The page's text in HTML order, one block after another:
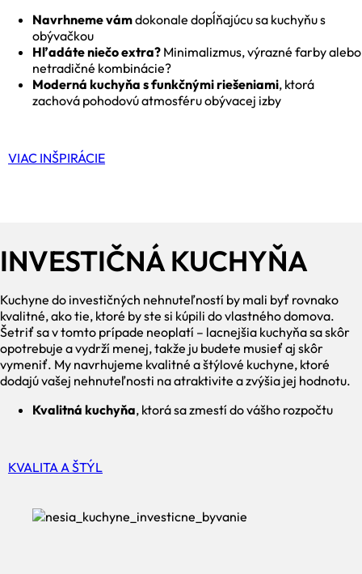
Navrhneme vámdokonale dopĺňajúcu sa kuchyňu s
obývačkou
Hľadáte niečo extra? Minimalizmus, výrazné farby alebo
netradičné kombinácie?
Moderná kuchyňa s funkčnými riešeniami, ktorá
zachová pohodovú atmosféru obývacej izby
VIAC INŠPIRÁCIE
INVESTIČNÁ KUCHYŇA
Kuchyne do investičných nehnuteľností by mali byť rovnako
kvalitné, ako tie, ktoré by ste si kúpili do vlastného domova.
Šetriť sa v tomto prípade neoplatí – lacnejšia kuchyňa sa skôr
opotrebuje a vydrží menej, takže ju budete musieť aj skôr
vymeniť. My navrhujeme kvalitné a štýlové kuchyne, ktoré
dodajú vašej nehnuteľnosti na atraktivite a zvýšia jej hodnotu.
Kvalitná kuchyňa, ktorá sa zmestí do vášho rozpočtu
KVALITA A ŠTÝL